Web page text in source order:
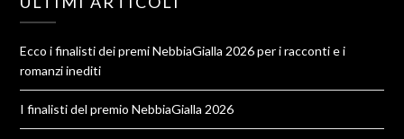
Ecco i finalisti dei premi NebbiaGialla 2026 per i racconti e i
romanzi inediti
I finalisti del premio NebbiaGialla 2026